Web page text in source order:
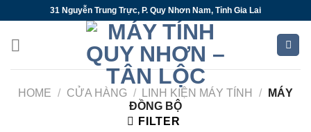
content
31 Nguyễn Trung Trực, P. Quy Nhơn Nam, Tỉnh Gia Lai
HOME / CỬA HÀNG / LINH KIỆN MÁY TÍNH /
MÁY
ĐỒNG BỘ
FILTER